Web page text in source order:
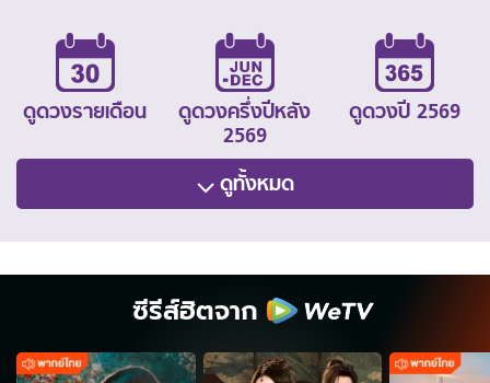
ดูดวงรายเดือน
ดูดวงครึ่งปีหลัง
2569
ดูดวงปี 2569
ดูทั้งหมด
ซีรีส์ฮิตจาก